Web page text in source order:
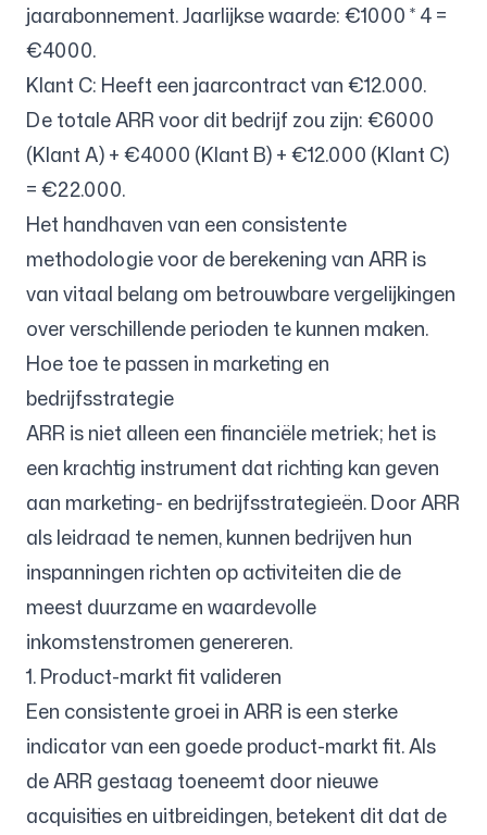
jaarabonnement. Jaarlijkse waarde: €1000 * 4 =
€4000.
Klant C: Heeft een jaarcontract van €12.000.
De totale ARR voor dit bedrijf zou zijn: €6000
(Klant A) + €4000 (Klant B) + €12.000 (Klant C)
= €22.000.
Het handhaven van een consistente
methodologie voor de berekening van ARR is
van vitaal belang om betrouwbare vergelijkingen
over verschillende perioden te kunnen maken.
Hoe toe te passen in marketing en
bedrijfsstrategie
ARR is niet alleen een financiële metriek; het is
een krachtig instrument dat richting kan geven
aan marketing- en bedrijfsstrategieën. Door ARR
als leidraad te nemen, kunnen bedrijven hun
inspanningen richten op activiteiten die de
meest duurzame en waardevolle
inkomstenstromen genereren.
1. Product-markt fit valideren
Een consistente groei in ARR is een sterke
indicator van een goede product-markt fit. Als
de ARR gestaag toeneemt door nieuwe
acquisities en uitbreidingen, betekent dit dat de